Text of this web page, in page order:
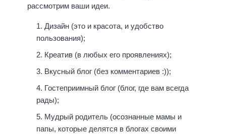
рассмотрим ваши идеи.
Дизайн (это и красота, и удобство
пользования);
Креатив (в любых его проявлениях);
Вкусный блог (без комментариев :));
Гостеприимный блог (блог, где вам всегда
рады);
Мудрый родитель (осознанные мамы и
папы, которые делятся в блогах своими